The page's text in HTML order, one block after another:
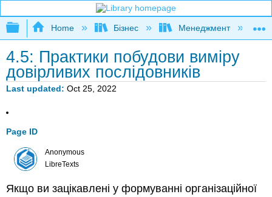
Expand/collapse global hierarchy
Home Бізнес Менеджмент
4.5: Практики побудови виміру
довірливих послідовників
Last updated Oct 25, 2022
Page ID
Anonymous
LibreTexts
Якщо ви зацікавлені у формуванні організаційної